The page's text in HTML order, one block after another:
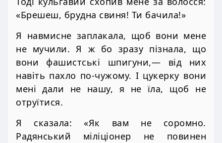
«Брешеш, брудна свиня! Ти бачила!»
Я навмисне заплакала, щоб вони мене
не мучили. Я ж бо зразу пізнала, що
вони фашистські шпигуни,— від них
навіть пахло по-чужому. І цукерку вони
мені дали не нашу, я не їла, щоб не
отруїтися.
Я сказала: «Як вам не соромно.
Радянський міліціонер не повинен